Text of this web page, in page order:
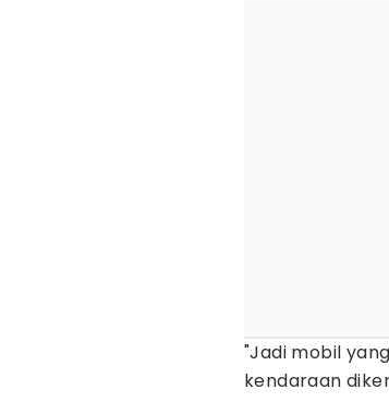
"Jadi mobil
kendaraan